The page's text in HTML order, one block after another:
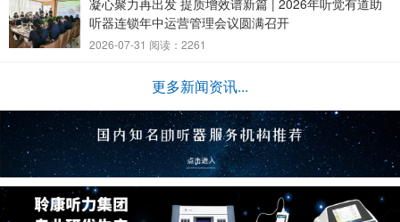
凝心聚力再出发 提质增效谱新篇 | 2026年听觉有道助
听器连锁年中运营管理会议圆满召开
2026-07-31 阅读：2261
更多新闻资讯...